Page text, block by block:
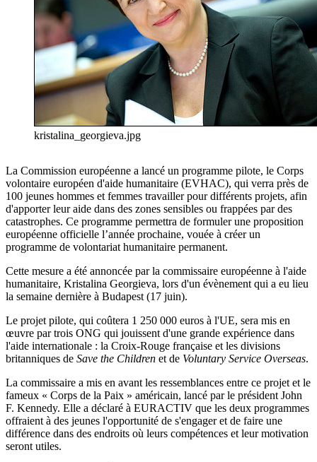
kristalina_georgieva.jpg
La Commission européenne a lancé un programme pilote, le Corps
volontaire européen d'aide humanitaire (EVHAC), qui verra près de
100 jeunes hommes et femmes travailler pour différents projets, afin
d'apporter leur aide dans des zones sensibles ou frappées par des
catastrophes. Ce programme permettra de formuler une proposition
européenne officielle l’année prochaine, vouée à créer un
programme de volontariat humanitaire permanent.
Cette mesure a été annoncée par la commissaire européenne à l'aide
humanitaire, Kristalina Georgieva, lors d'un évènement qui a eu lieu
la semaine dernière à Budapest (17 juin).
Le projet pilote, qui coûtera 1 250 000 euros à l'UE, sera mis en
œuvre par trois ONG qui jouissent d'une grande expérience dans
l'aide internationale : la Croix-Rouge française et les divisions
britanniques de Save the Children et de Voluntary Service Overseas.
La commissaire a mis en avant les ressemblances entre ce projet et le
fameux « Corps de la Paix » américain, lancé par le président John
F. Kennedy. Elle a déclaré à EURACTIV que les deux programmes
offraient à des jeunes l'opportunité de s'engager et de faire une
différence dans des endroits où leurs compétences et leur motivation
seront utiles.